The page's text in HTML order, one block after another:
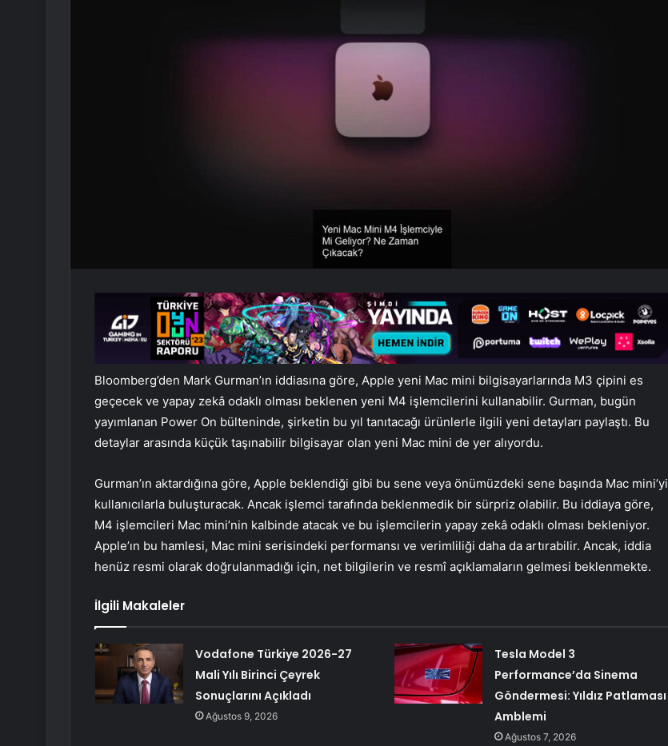
Bloomberg’den Mark Gurman’ın iddiasına göre, Apple yeni Mac mini bilgisayarlarında M3 çipini es
geçecek ve yapay zekâ odaklı olması beklenen yeni M4 işlemcilerini kullanabilir. Gurman, bugün
yayımlanan Power On bülteninde, şirketin bu yıl tanıtacağı ürünlerle ilgili yeni detayları paylaştı. Bu
detaylar arasında küçük taşınabilir bilgisayar olan yeni Mac mini de yer alıyordu.
Gurman’ın aktardığına göre, Apple beklendiği gibi bu sene veya önümüzdeki sene başında Mac mini’yi
kullanıcılarla buluşturacak. Ancak işlemci tarafında beklenmedik bir sürpriz olabilir. Bu iddiaya göre,
M4 işlemcileri Mac mini’nin kalbinde atacak ve bu işlemcilerin yapay zekâ odaklı olması bekleniyor.
Apple’ın bu hamlesi, Mac mini serisindeki performansı ve verimliliği daha da artırabilir. Ancak, iddia
henüz resmi olarak doğrulanmadığı için, net bilgilerin ve resmî açıklamaların gelmesi beklenmekte.
İlgili Makaleler
Vodafone Türkiye 2026-27
Mali Yılı Birinci Çeyrek
Sonuçlarını Açıkladı
Ağustos 9, 2026
Tesla Model 3
Performance’da Sinema
Göndermesi: Yıldız Patlaması
Amblemi
Ağustos 7, 2026